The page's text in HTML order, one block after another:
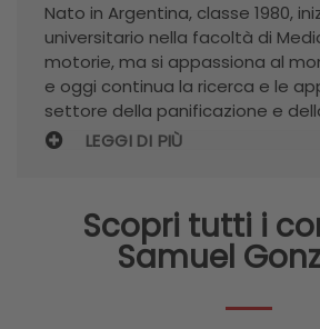
Nato in Argentina, classe 1980,
universitario nella facoltà di
motorie, ma si appassiona al
e oggi continua la ricerca e le
settore della panificazione e
LEGGI DI PIÙ
Scopri tutti i
Samuel